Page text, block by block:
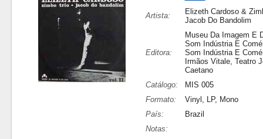
Artista:
Elizeth Cardoso &
Jacob Do Bandolim
Editora:
Museu Da Imagem E
Som Indústria E
Som Indústria E
Irmãos Vitale, Teatro
Caetano
Catálogo:
MIS 005
Formato:
Vinyl, LP, Mono
País:
Brazil
Notas: